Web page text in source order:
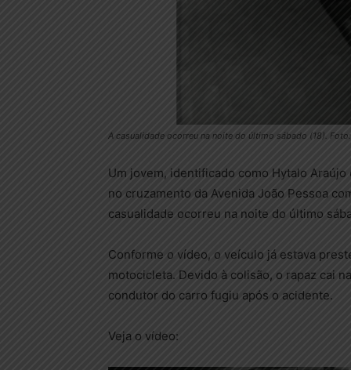
A casualidade ocorreu na noite do último sábado (18).
Um jovem, identificado como Hytalo
no cruzamento da Avenida João Pessoa
casualidade ocorreu na noite do último
Conforme o vídeo, o veículo já estava
motocicleta. Devido à colisão, o rapaz cai
condutor do carro fugiu após o acidente.
Veja o vídeo: